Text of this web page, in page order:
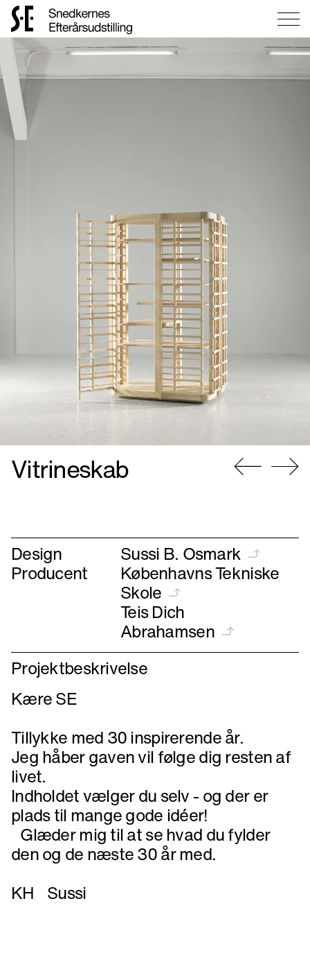
Gå
til
forsiden
Vitrineskab
Design Sussi B. Osmark
Producent Københavns Tekniske
Skole
Teis Dich
Abrahamsen
Projektbeskrivelse
Kære SE
Tillykke med 30 inspirerende år.
Jeg håber gaven vil følge dig resten af
livet.
Indholdet vælger du selv - og der er
plads til mange gode idéer!
Glæder mig til at se hvad du fylder
den og de næste 30 år med.
KH Sussi